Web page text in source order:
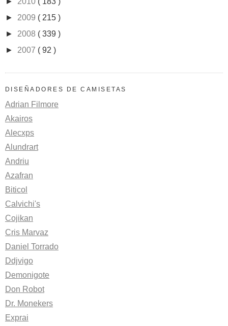
► 2009 ( 215 )
► 2008 ( 339 )
► 2007 ( 92 )
DISEÑADORES DE CAMISETAS
Adrian Filmore
Akairos
Alecxps
Alundrart
Andriu
Azafran
Biticol
Calvichi's
Cojikan
Cris Marvaz
Daniel Torrado
Ddjvigo
Demonigote
Don Robot
Dr. Monekers
Exprai